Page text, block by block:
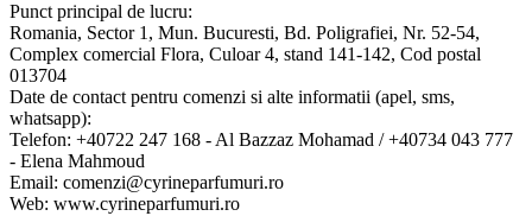
view
Punct principal de lucru:
Romania, Sector 1, Mun. Bucuresti, Bd. Poligrafiei, Nr. 52-54,
Complex comercial Flora, Culoar 4, stand 141-142, Cod postal
013704
Date de contact pentru comenzi si alte informatii (apel, sms,
whatsapp):
Telefon: +40722 247 168 - Al Bazzaz Mohamad / +40734 043 777
- Elena Mahmoud
Email: comenzi@cyrineparfumuri.ro
Web: www.cyrineparfumuri.ro